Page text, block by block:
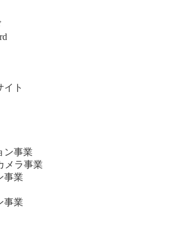
イト
ン事業
メラ事業
事業
事業